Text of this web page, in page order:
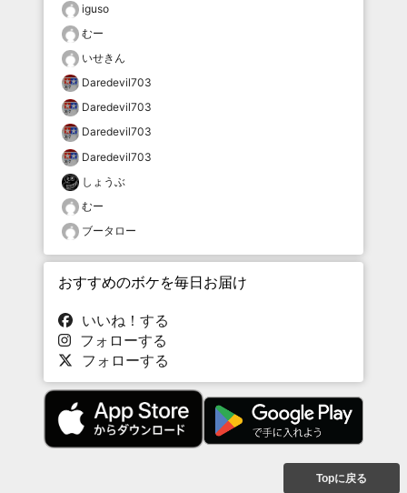
iguso
むー
いせきん
Daredevil703
Daredevil703
Daredevil703
Daredevil703
しょうぶ
むー
ブータロー
おすすめのボケを毎日お届け
いいね！する
フォローする
フォローする
Topに戻る